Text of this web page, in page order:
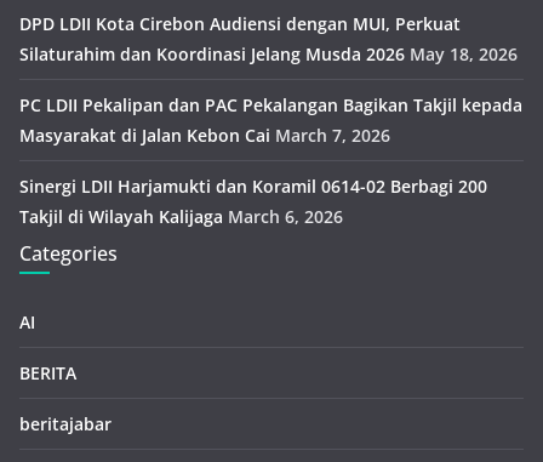
DPD LDII Kota Cirebon Audiensi dengan MUI, Perkuat
Silaturahim dan Koordinasi Jelang Musda 2026 May 18, 2026
PC LDII Pekalipan dan PAC Pekalangan Bagikan Takjil kepada
Masyarakat di Jalan Kebon Cai March 7, 2026
Sinergi LDII Harjamukti dan Koramil 0614-02 Berbagi 200
Takjil di Wilayah Kalijaga March 6, 2026
Categories
AI
BERITA
beritajabar